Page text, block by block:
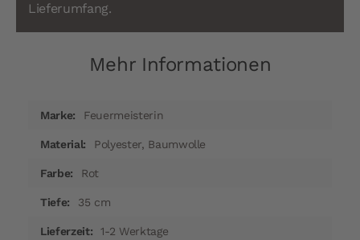
Lieferumfang.
Mehr Informationen
InformationenFeuermeisterin
Polyester, Baumwolle
Rot
35 cm
1-2 Werktage